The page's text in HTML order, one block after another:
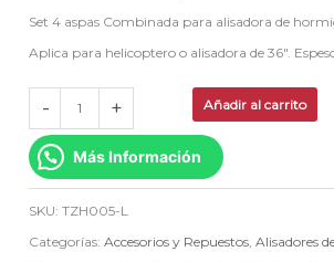
Set 4 aspas Combinada para alisadora de
Aplica para helicoptero o alisadora de 36″.
- + Añadir al carrito
Más Información
SKU:TZH005-L
Categorías:Accesorios y Repuestos ,Alisadores